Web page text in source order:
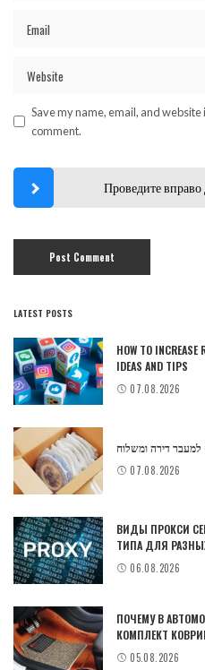
Save my name, email, and
comment.
Проведите
LATEST POSTS
HOW TO INCREASE
IDEAS AND TIPS
07.08.2026
למעבר דירה ומשלוח
07.08.2026
ВИДЫ ПРОКСИ
ТИПА ДЛЯ
06.08.2026
ПОЧЕМУ В
КОМПЛЕКТ
05.08.2026